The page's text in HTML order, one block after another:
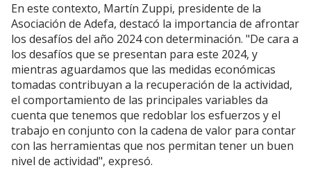
En este contexto, Martín Zuppi, presidente de la
Asociación de Adefa, destacó la importancia de afrontar
los desafíos del año 2024 con determinación. "De cara a
los desafíos que se presentan para este 2024, y
mientras aguardamos que las medidas económicas
tomadas contribuyan a la recuperación de la actividad,
el comportamiento de las principales variables da
cuenta que tenemos que redoblar los esfuerzos y el
trabajo en conjunto con la cadena de valor para contar
con las herramientas que nos permitan tener un buen
nivel de actividad", expresó.